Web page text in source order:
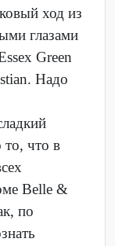
ход из
глазами
Green
Надо
что в
Belle &
по